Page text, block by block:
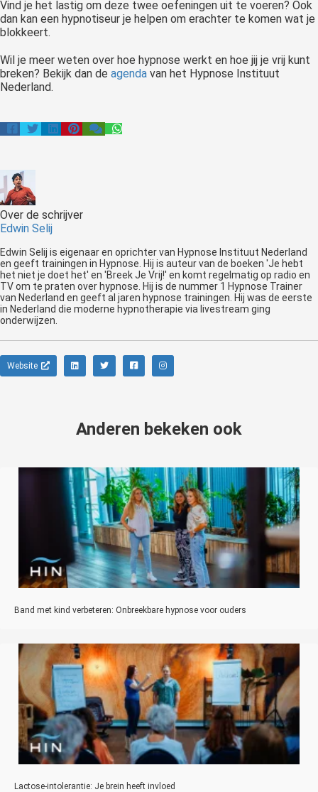
Vind je het lastig om deze twee oefeningen uit te voeren? Ook
dan kan een hypnotiseur je helpen om erachter te komen wat je
blokkeert.
Wil je meer weten over hoe hypnose werkt en hoe jij je vrij kunt
breken? Bekijk dan de agenda van het Hypnose Instituut
Nederland.
Over de schrijver
Edwin Selij
Edwin Selij is eigenaar en oprichter van Hypnose Instituut Nederland
en geeft trainingen in Hypnose. Hij is auteur van de boeken 'Je hebt
het niet je doet het' en 'Breek Je Vrij!' en komt regelmatig op radio en
TV om te praten over hypnose. Hij is de nummer 1 Hypnose Trainer
van Nederland en geeft al jaren hypnose trainingen. Hij was de eerste
in Nederland die moderne hypnotherapie via livestream ging
onderwijzen.
Website
Anderen bekeken ook
Band met kind verbeteren: Onbreekbare hypnose voor ouders
Lactose-intolerantie: Je brein heeft invloed